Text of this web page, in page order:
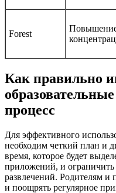
Forest
Как правильно
процесс
Для эффективного
необходим четкий план и
время, которое будет
приложений, и ограничить
развлечений. Родителям и
и поощрять регулярное